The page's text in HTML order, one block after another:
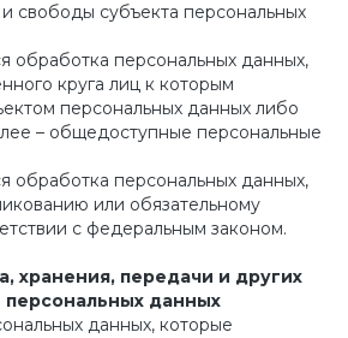
свободы субъекта персональных
обработка персональных данных,
круга лиц к которым
персональных данных либо
– общедоступные персональные
обработка персональных данных,
или обязательному
с федеральным законом.
хранения, передачи и других
персональных данных
данных, которые